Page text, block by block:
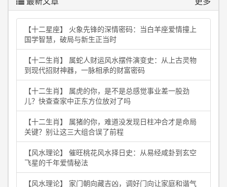
【十二星座】 火象先锋的深情密码：当白羊座爱情撞上
国学智慧，破局与新生正当时
【十二生肖】 属蛇人财运风水摆件演变史：从上古灵物
到现代招财神器，一脉相承的财富密码
【十二生肖】 属虎的你，是不是总感觉事业差一股劲
儿？快查查家中正东方位放对了吗
【十二生肖】 属猪的你，难道没发现日柱冲合才是命局
关键？别让这三大组合误了前程
【风水理论】 催旺桃花风水择日史：从易经咸卦到玄空
飞星的千年爱情秘法
【风水理论】 家门朝向藏吉凶，调好门向让家庭和谐气